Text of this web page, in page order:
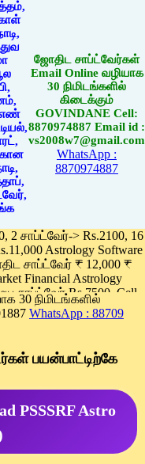
ஜோதிட சாப்ட்வேர்கள்
Email Online வழியாக
30 நிமிடங்களில்
கிடைக்கும்
GOVINDANE Cell:
8870974887 Email id :
vs2008w7@gmail.com
WhatsApp :
8870974887
2 சாப்ட்வேர்-> Rs.2100, 16
Astrology Software
சாப்ட்வேர் ₹ 12,000 ₹
Financial Astrology
சாப்ட்வேர் Rs.7500, Cell
30 நிமிடங்களில்
WhatsApp : 88709
பயன்பாட்டிற்கே
PSSSRF Astro